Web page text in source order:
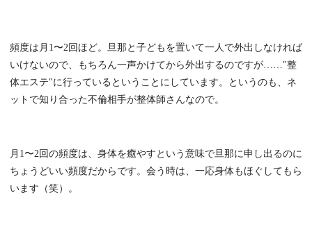
頻度は月1〜2回ほど。旦那と子どもを置いて一人で外出しなければ
いけないので、もちろん一声かけてから外出するのですが……"整
体エステ"に行っているということにしています。というのも、ネ
ットで知り合った不倫相手が整体師さんなので。
月1〜2回の頻度は、身体を癒やすという意味で旦那に申し出るのに
ちょうどいい頻度だからです。会う時は、一応身体もほぐしてもら
います（笑）。